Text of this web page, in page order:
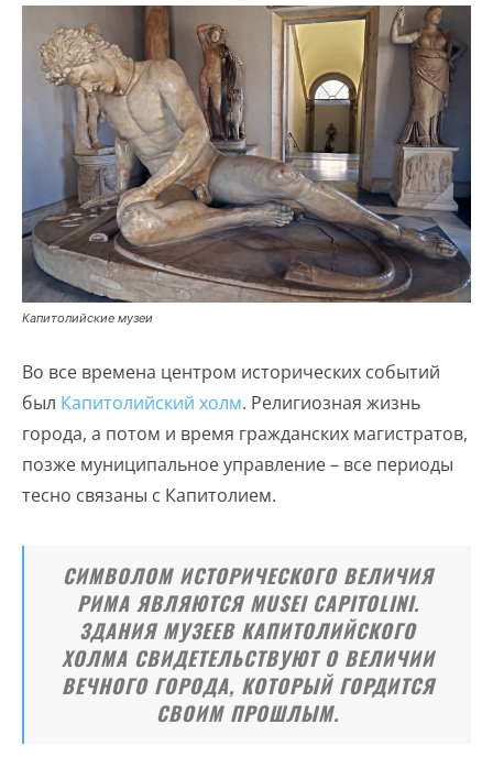
Капитолийские музеи
Во все времена центром исторических событий
был Капитолийский холм. Религиозная жизнь
города, а потом и время гражданских магистратов,
позже муниципальное управление – все периоды
тесно связаны с Капитолием.
СИМВОЛОМ ИСТОРИЧЕСКОГО ВЕЛИЧИЯ
РИМА ЯВЛЯЮТСЯ MUSEI CAPITOLINI.
ЗДАНИЯ МУЗЕЕВ КАПИТОЛИЙСКОГО
ХОЛМА СВИДЕТЕЛЬСТВУЮТ О ВЕЛИЧИИ
ВЕЧНОГО ГОРОДА, КОТОРЫЙ ГОРДИТСЯ
СВОИМ ПРОШЛЫМ.